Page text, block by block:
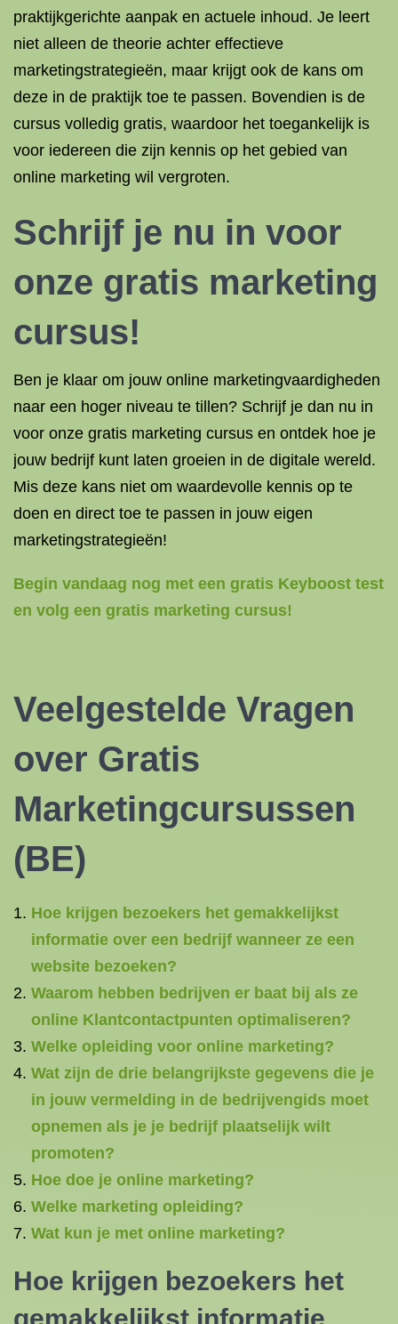
praktijkgerichte aanpak en actuele inhoud. Je leert
niet alleen de theorie achter effectieve
marketingstrategieën, maar krijgt ook de kans om
deze in de praktijk toe te passen. Bovendien is de
cursus volledig gratis, waardoor het toegankelijk is
voor iedereen die zijn kennis op het gebied van
online marketing wil vergroten.
Schrijf je nu in voor
onze gratis marketing
cursus!
Ben je klaar om jouw online marketingvaardigheden
naar een hoger niveau te tillen? Schrijf je dan nu in
voor onze gratis marketing cursus en ontdek hoe je
jouw bedrijf kunt laten groeien in de digitale wereld.
Mis deze kans niet om waardevolle kennis op te
doen en direct toe te passen in jouw eigen
marketingstrategieën!
Begin vandaag nog met een gratis Keyboost test
en volg een gratis marketing cursus!
Veelgestelde Vragen
over Gratis
Marketingcursussen
(BE)
Hoe krijgen bezoekers het gemakkelijkst
informatie over een bedrijf wanneer ze een
website bezoeken?
Waarom hebben bedrijven er baat bij als ze
online Klantcontactpunten optimaliseren?
Welke opleiding voor online marketing?
Wat zijn de drie belangrijkste gegevens die je
in jouw vermelding in de bedrijvengids moet
opnemen als je je bedrijf plaatselijk wilt
promoten?
Hoe doe je online marketing?
Welke marketing opleiding?
Wat kun je met online marketing?
Hoe krijgen bezoekers het